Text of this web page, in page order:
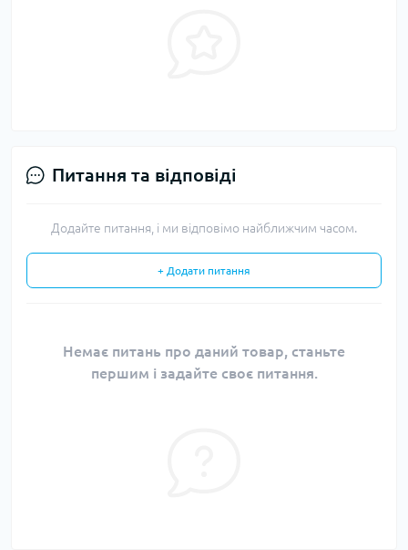
Питання та відповіді
Додайте питання, і ми відповімо найближчим часом.
+ Додати питання
Немає питань про даний товар, станьте
першим і задайте своє питання.